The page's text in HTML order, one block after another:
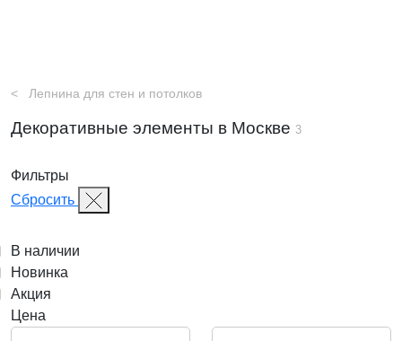
Лепнина для стен и потолков
Декоративные элементы в Москве 3
Фильтры
Сбросить
В наличии
Новинка
Акция
Цена